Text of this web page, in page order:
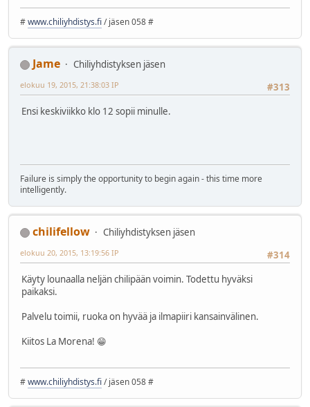
#www.chiliyhdistys.fi/ jäsen 058 #
Jame
Chiliyhdistyksen jäsen
#313
elokuu 19, 2015, 21:38:03 IP
Ensi keskiviikko klo 12 sopii minulle.
Failure is simply the opportunity to begin again - this time more
intelligently.
chilifellow
Chiliyhdistyksen jäsen
#314
elokuu 20, 2015, 13:19:56 IP
Käyty lounaalla neljän chilipään voimin. Todettu hyväksi
paikaksi.
Palvelu toimii, ruoka on hyvää ja ilmapiiri kansainvälinen.
Kiitos La Morena! 😁
#www.chiliyhdistys.fi/ jäsen 058 #